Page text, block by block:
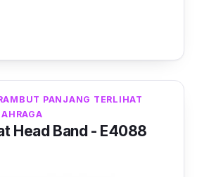
mini ini juga dapat
gaya rambutmu tetap
beraktivitas yang
PANJANG TERLIHAT
Head Band - E4088